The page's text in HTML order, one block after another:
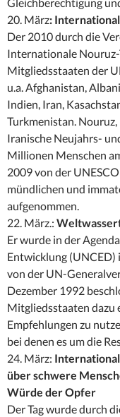
Gleichberechtigung
20. März:
Der 2010 durch die
Internationale
Mitgliedsstaaten der
u.a. Afghanistan,
Indien, Iran,
Turkmenistan. Nouruz,
Iranische Neujahrs-
Millionen Menschen
2009 von der
mündlichen und
aufgenommen.
22. März.:
Er wurde in der
Entwicklung (UNCED)
von der UN-
Dezember 1992
Mitgliedsstaaten dazu
Empfehlungen zu
bei denen es um die
24. März:
über schwere
Würde der Opfer
Der Tag wurde durch